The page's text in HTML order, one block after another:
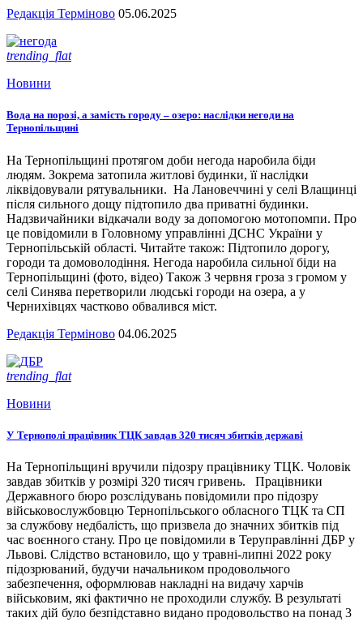
Редакція Терміново 05.06.2025
trending_flat
Новини
Вода на порозі, а замість городу – озеро: наслідки негоди на
Тернопільщині
На Тернопільщині протягом доби негода наробила біди
людям. Зокрема затопила житлові будинки, її наслідки
ліквідовували рятувальники. На Лановеччині у селі Влащинці
після сильного дощу підтопило два приватні будинки.
Надзвичайники відкачали воду за допомогою мотопомпи. Про
це повідомили в Головному управлінні ДСНС України у
Тернопільській області. Читайте також: Підтопило дорогу,
городи та домоволодіння. Негода наробила сильної біди на
Тернопільщині (фото, відео) Також 3 червня гроза з громом у
селі Синява перетворили людські городи на озера, а у
Чернихівцях частково обвалився міст.
Редакція Терміново 04.06.2025
trending_flat
Новини
У Тернополі працівник ТЦК завдав 320 тисяч збитків державі
На Тернопільщині вручили підозру працівнику ТЦК. Чоловік
завдав збитків у розмірі 320 тисяч гривень. Працівники
Державного бюро розслідувань повідомили про підозру
військовослужбовцю Тернопільського обласного ТЦК та СП
за службову недбалість, що призвела до значних збитків під
час воєнного стану. Про це повідомили в Теруправлінні ДБР у
Львові. Слідство встановило, що у травні-липні 2022 року
підозрюваний, будучи начальником продовольчого
забезпечення, оформлював накладні на видачу харчів
військовим, які фактично не проходили службу. В результаті
таких дій було безпідставно видано продовольство на понад 3